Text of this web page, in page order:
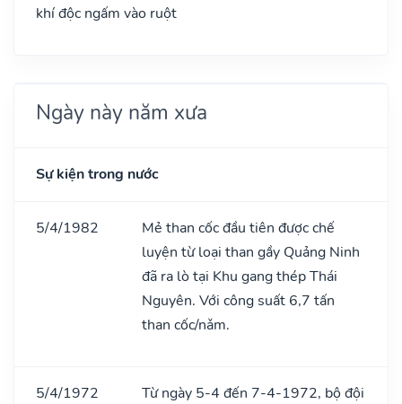
khí độc ngấm vào ruột
Ngày này năm xưa
Sự kiện trong nước
5/4/1982
Mẻ than cốc đầu tiên được chế
luyện từ loại than gầy Quảng Ninh
đã ra lò tại Khu gang thép Thái
Nguyên. Với công suất 6,7 tấn
than cốc/nǎm.
5/4/1972
Từ ngày 5-4 đến 7-4-1972, bộ đội